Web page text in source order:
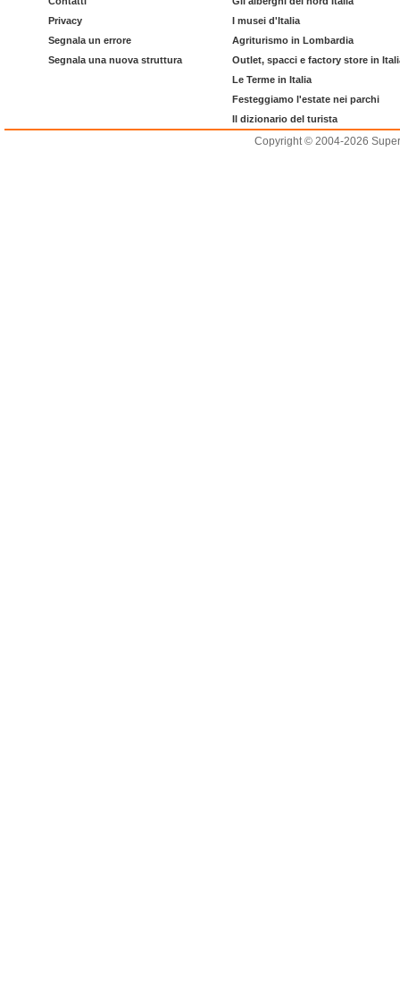
Privacy
Segnala un errore
Segnala una nuova struttura
I musei d'Italia
Agriturismo in Lombardia
Outlet, spacci e factory store in
Le Terme in Italia
Festeggiamo l'estate nei parchi
Il dizionario del turista
Copyright © 2004-2026